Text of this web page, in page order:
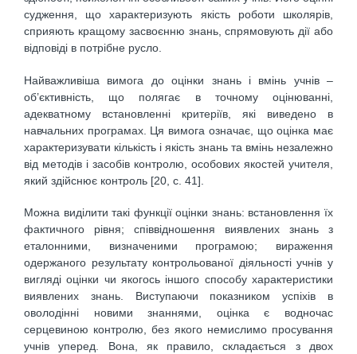
судження, що характеризують якість роботи школярів,
сприяють кращому засвоєнню знань, спрямовують дії або
відповіді в потрібне русло.
Найважливіша вимога до оцінки знань і вмінь учнів –
об’єктивність, що полягає в точному оцінюванні,
адекватному встановленні критеріїв, які виведено в
навчальних програмах. Ця вимога означає, що оцінка має
характеризувати кількість і якість знань та вмінь незалежно
від методів і засобів контролю, особових якостей учителя,
який здійснює контроль [20, с. 41].
Можна виділити такі функції оцінки знань: встановлення їх
фактичного рівня; співвідношення виявлених знань з
еталонними, визначеними програмою; вираження
одержаного результату контрольованої діяльності учнів у
вигляді оцінки чи якогось іншого способу характеристики
виявлених знань. Виступаючи показником успіхів в
оволодінні новими знаннями, оцінка є водночас
серцевиною контролю, без якого немислимо просування
учнів уперед. Вона, як правило, складається з двох